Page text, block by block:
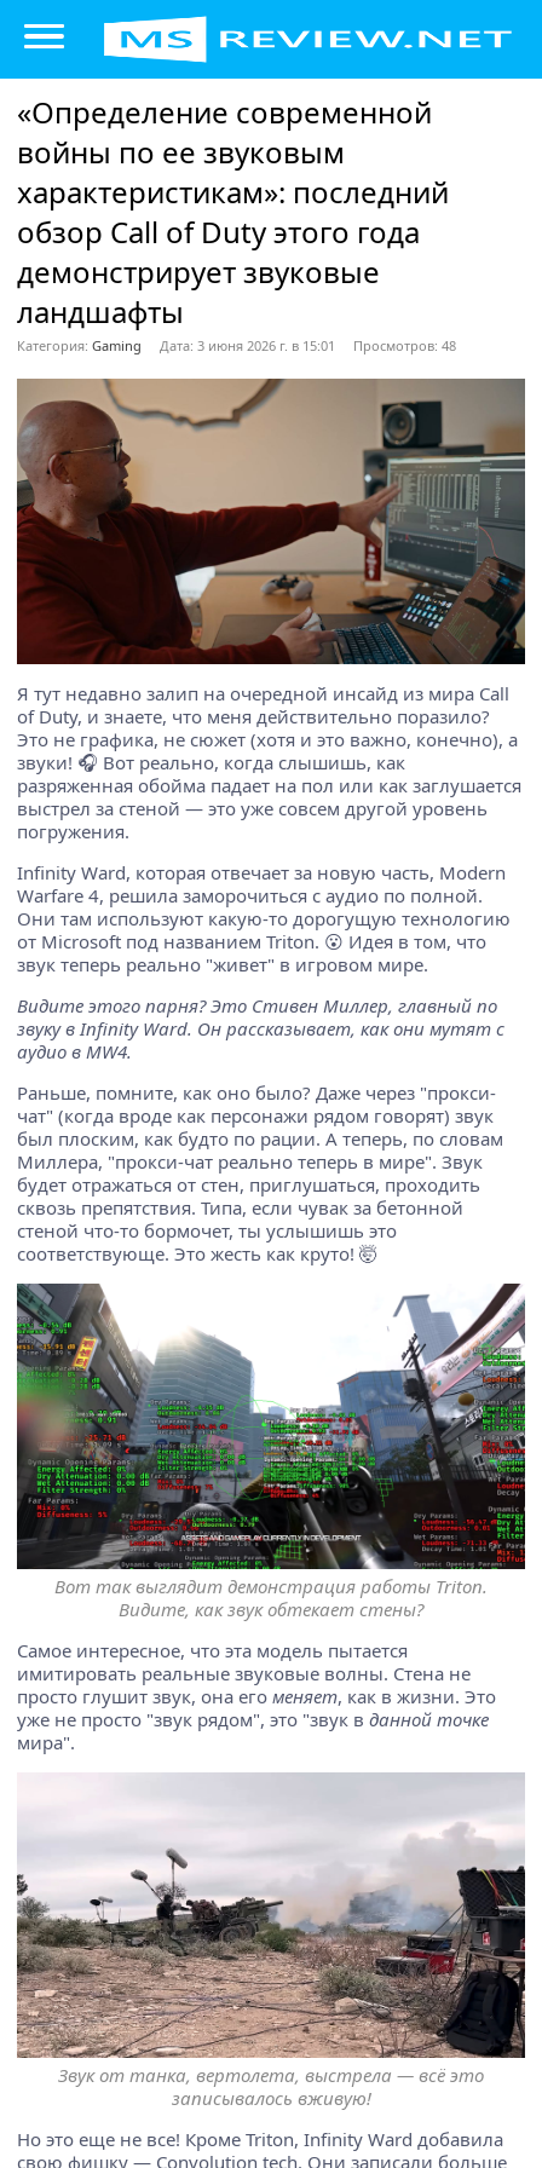
«Определение современной
войны по ее звуковым
характеристикам»: последний
обзор Call of Duty этого года
демонстрирует звуковые
ландшафты
Категория: Gaming Дата: 3 июня 2026 г. в 15:01 Просмотров: 48
Я тут недавно залип на очередной инсайд из мира Call
of Duty, и знаете, что меня действительно поразило?
Это не графика, не сюжет (хотя и это важно, конечно), а
звуки! 🎧 Вот реально, когда слышишь, как
разряженная обойма падает на пол или как заглушается
выстрел за стеной — это уже совсем другой уровень
погружения.
Infinity Ward, которая отвечает за новую часть, Modern
Warfare 4, решила заморочиться с аудио по полной.
Они там используют какую-то дорогущую технологию
от Microsoft под названием Triton. 😮 Идея в том, что
звук теперь реально "живет" в игровом мире.
Видите этого парня? Это Стивен Миллер, главный по
звуку в Infinity Ward. Он рассказывает, как они мутят с
аудио в MW4.
Раньше, помните, как оно было? Даже через "прокси-
чат" (когда вроде как персонажи рядом говорят) звук
был плоским, как будто по рации. А теперь, по словам
Миллера, "прокси-чат реально теперь в мире". Звук
будет отражаться от стен, приглушаться, проходить
сквозь препятствия. Типа, если чувак за бетонной
стеной что-то бормочет, ты услышишь это
соответствующе. Это жесть как круто! 🤯
Вот так выглядит демонстрация работы Triton.
Видите, как звук обтекает стены?
Самое интересное, что эта модель пытается
имитировать реальные звуковые волны. Стена не
просто глушит звук, она его меняет, как в жизни. Это
уже не просто "звук рядом", это "звук в данной точке
мира".
Звук от танка, вертолета, выстрела — всё это
записывалось вживую!
Но это еще не все! Кроме Triton, Infinity Ward добавила
свою фишку — Convolution tech. Они записали больше